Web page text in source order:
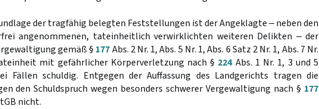
der tragfähig belegten Feststellungen ist der Angeklagte ‒ neben den
angenommenen, tateinheitlich verwirklichten weiteren Delikten ‒ der
gemäß § 177Abs. 2 Nr. 1, Abs. 5 Nr. 1, Abs. 6 Satz 2 Nr. 1, Abs. 7 Nr.
mit gefährlicher Körperverletzung nach § 224Abs. 1 Nr. 1, 3 und 5
Fällen schuldig. Entgegen der Auffassung des Landgerichts tragen die
den Schuldspruch wegen besonders schwerer Vergewaltigung nach § 177
nicht.